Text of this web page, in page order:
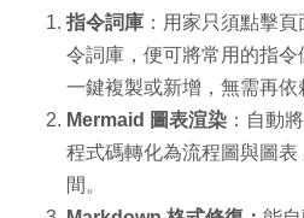
指令詞庫 ：用家只須點擊
令詞庫，便可將常用的指
一鍵複製或新增，無需再依
Mermaid 圖表渲染 ：自動
程式碼轉化為流程圖與圖
間。